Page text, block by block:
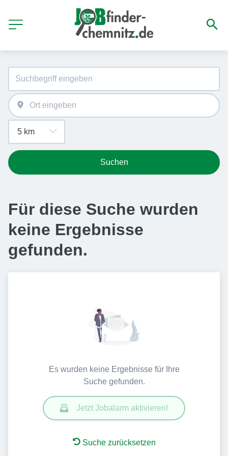
Suchen
Für diese Suche wurden
keine Ergebnisse
gefunden.
Es wurden keine Ergebnisse für Ihre
Suche gefunden.
Jetzt Jobalarm aktivieren!
Suche zurücksetzen